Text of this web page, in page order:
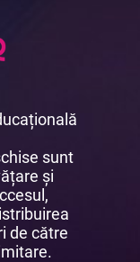
sunt
și
de către